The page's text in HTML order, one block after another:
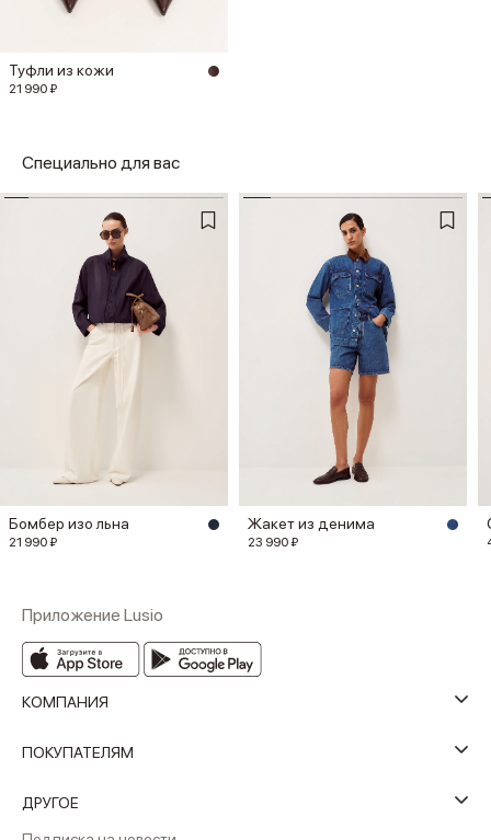
Туфли из кожи
21 990 ₽
Специально для вас
Бомбер изо льна
21 990 ₽
Жакет из денима
23 990 ₽
Приложение Lusio
КОМПАНИЯ
ПОКУПАТЕЛЯМ
ДРУГОЕ